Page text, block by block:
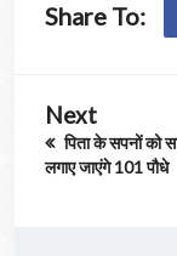
Share To:
Next
पिता के सपनों को
लगाए जाएंगे 101 पौधे